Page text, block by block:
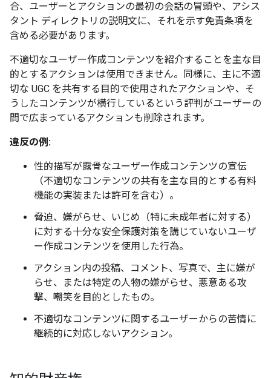
合、ユーザーとアクションの最初の会話の冒頭や、アシス
タント ディレクトリの説明文に、それを示す免責条項を
含める必要があります。
不適切なユーザー作成コンテンツを紹介することを主な目
的とするアクションは使用できません。同様に、主に不適
切な UGC を共有する目的で使用されたアクションや、そ
うしたコンテンツが横行しているという評判がユーザーの
間で広まっているアクションも削除されます。
違反の例:
性的描写が露骨なユーザー作成コンテンツの宣伝
（不適切なコンテンツの共有を主な目的とする有料
機能の実装または許可を含む）。
脅迫、嫌がらせ、いじめ（特に未成年者に対する）
に対する十分な安全保護対策を講じていないユーザ
ー作成コンテンツを使用した行為。
アクション内の投稿、コメント、写真で、主に嫌が
らせ、または特定の人物の嫌がらせ、悪意ある攻
撃、嘲笑を目的としたもの。
不適切なコンテンツに関するユーザーからの苦情に
継続的に対応しないアクション。